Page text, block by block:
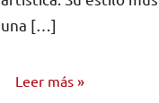
una […]
Leer más